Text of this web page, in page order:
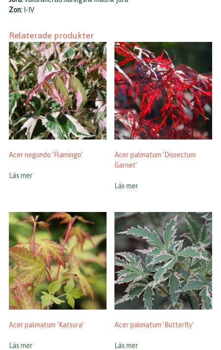
Zon: I-IV
Relaterade produkter
Acer negundo ’Flamingo’
Läs mer
Acer palmatum ’Dissectum
Garnet’
Läs mer
Acer palmatum ’Katsura’
Läs mer
Acer palmatum ’Butterfly’
Läs mer